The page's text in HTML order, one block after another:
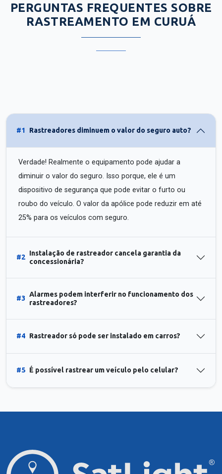
PERGUNTAS FREQUENTES SOBRE
RASTREAMENTO EM CURUÁ
#1 Rastreadores diminuem o valor do seguro auto?
Verdade! Realmente o equipamento pode ajudar a
diminuir o valor do seguro. Isso porque, ele é um
dispositivo de segurança que pode evitar o furto ou
roubo do veículo. O valor da apólice pode reduzir em até
25% para os veículos com seguro.
#2
Instalação de rastreador cancela garantia da
concessionária?
#3
Alarmes podem interferir no funcionamento dos
rastreadores?
#4 Rastreador só pode ser instalado em carros?
#5 É possível rastrear um veículo pelo celular?